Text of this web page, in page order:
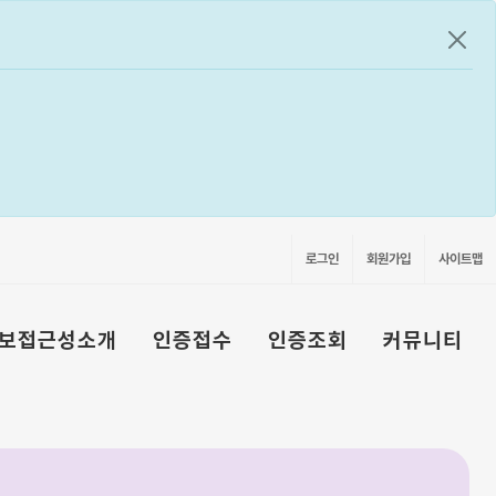
공지
로그인 회원가입 사이트맵
접근성소개 인증접수 인증조회 커뮤니티